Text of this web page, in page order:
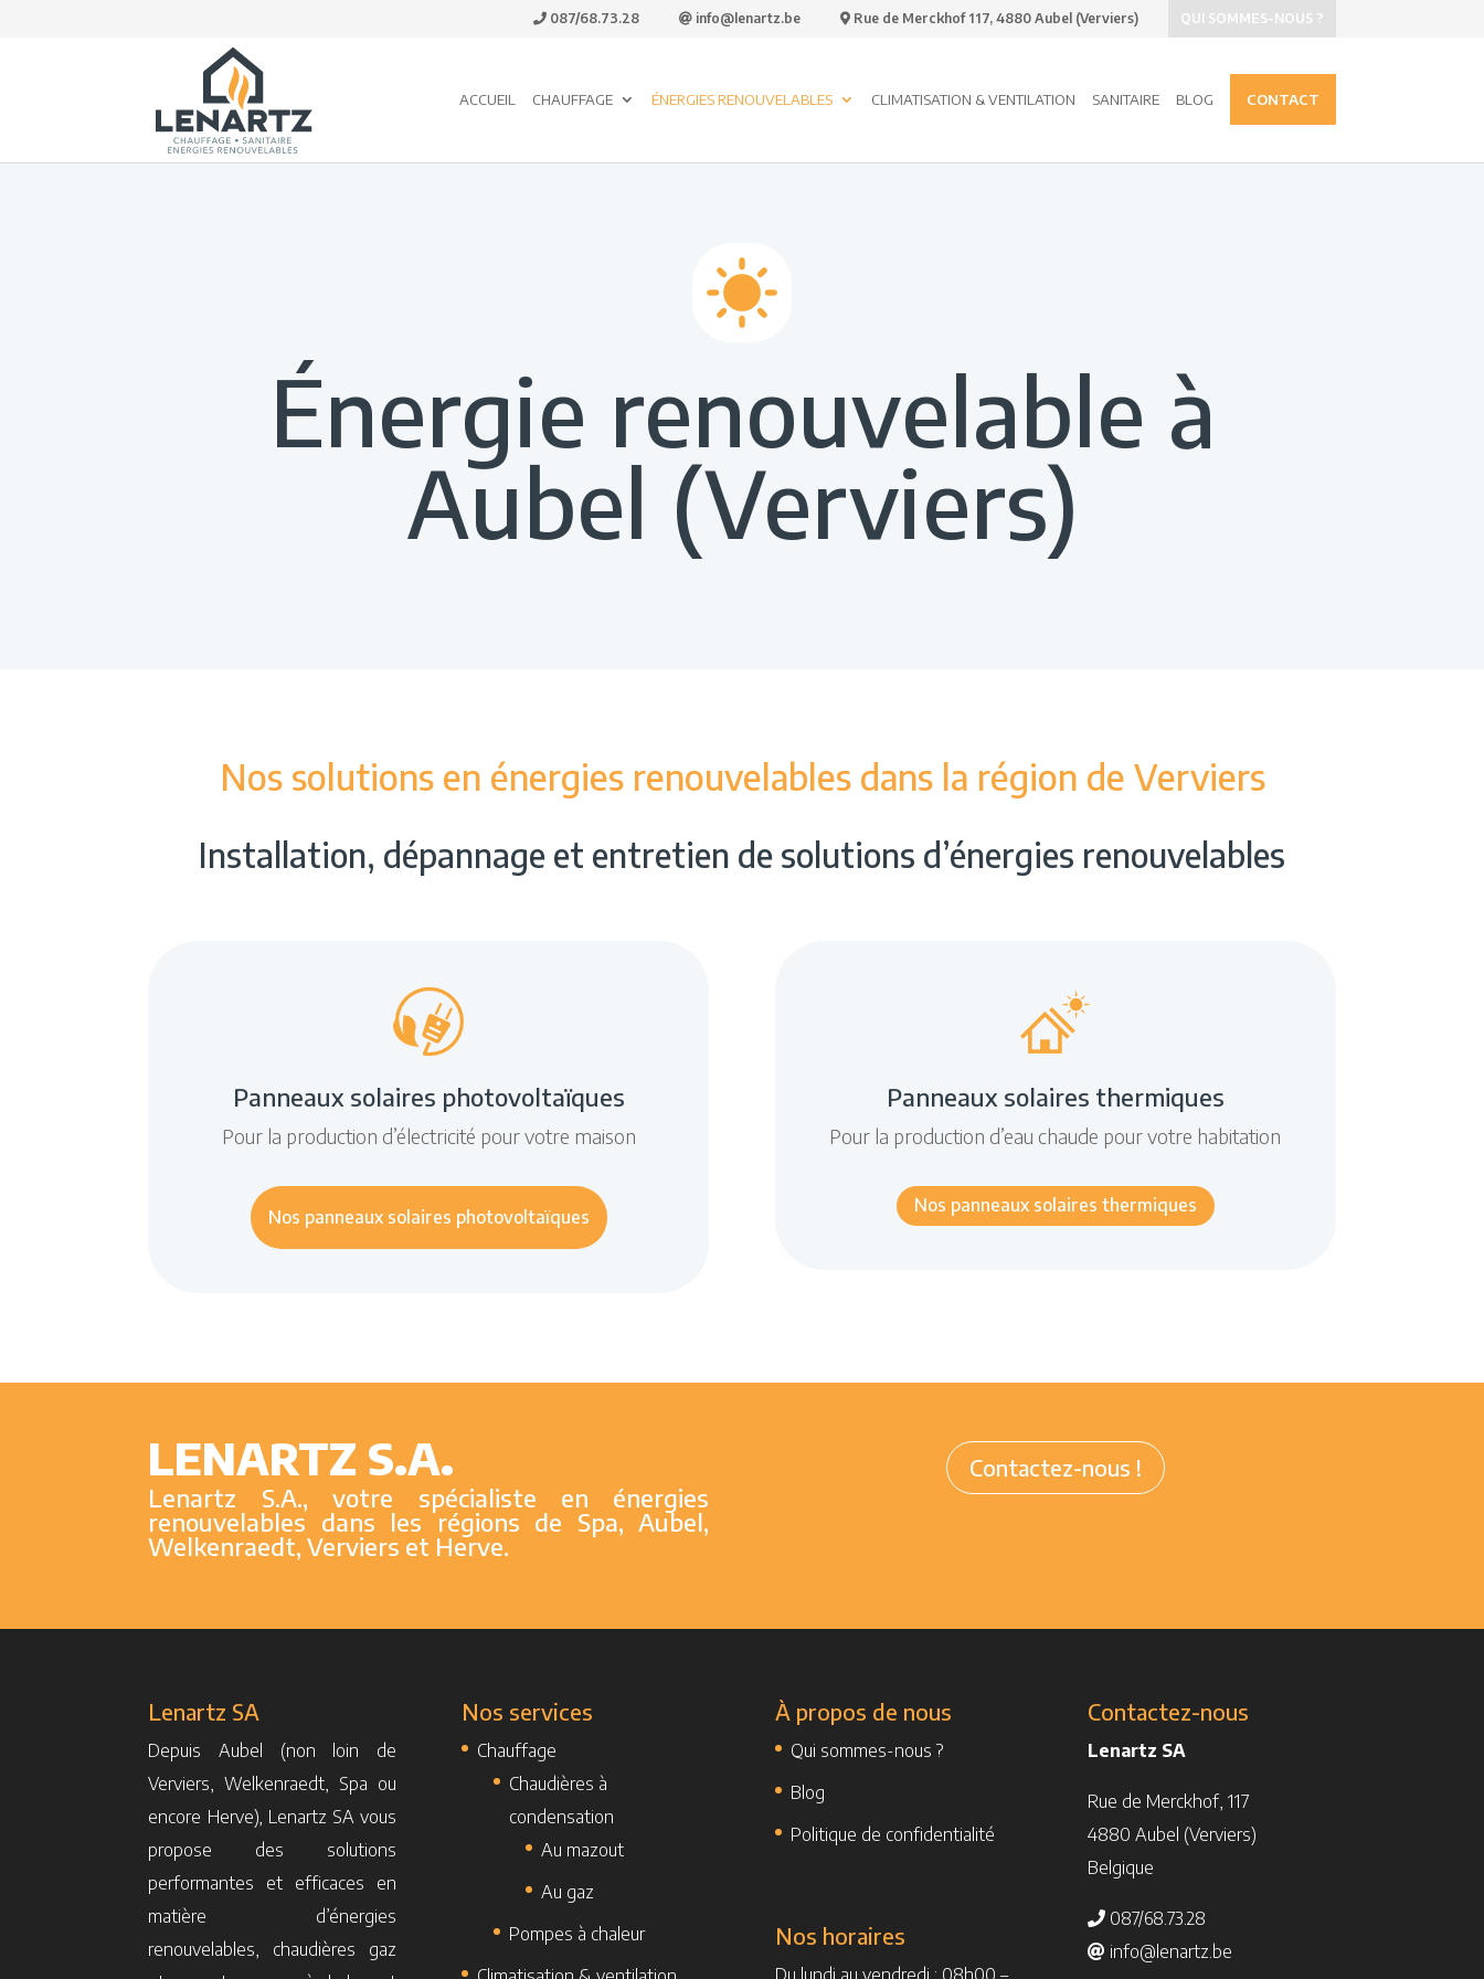
087/68.73.28 info@lenartz.be Rue de Merckhof 117, 4880 Aubel (Verviers) QUI SOMMES-NOUS ?
ACCUEIL CHAUFFAGE ÉNERGIES RENOUVELABLES CLIMATISATION & VENTILATION SANITAIRE BLOG CONTACT
Énergie renouvelable à
Aubel (Verviers)
Nos solutions en énergies renouvelables dans la région de Verviers
Installation, dépannage et entretien de solutions d’énergies renouvelables
Panneaux solaires photovoltaïques
Pour la production d’électricité pour votre maison
Nos panneaux solaires photovoltaïques
Panneaux solaires thermiques
Pour la production d’eau chaude pour votre habitation
Nos panneaux solaires thermiques
LENARTZ S.A.
Lenartz S.A., votre spécialiste en énergies
renouvelables dans les régions de Spa, Aubel,
Welkenraedt, Verviers et Herve.
Contactez-nous !
Lenartz SA
Depuis Aubel (non loin de
Verviers, Welkenraedt, Spa ou
encore Herve), Lenartz SA vous
propose des solutions
performantes et efficaces en
matière d’énergies
renouvelables, chaudières gaz
Nos services
Chauffage
Chaudières à
condensation
Au mazout
Au gaz
Pompes à chaleur
À propos de nous
Qui sommes-nous ?
Blog
Politique de confidentialité
Nos horaires
Du lundi au vendredi : 08h00 –
Contactez-nous
Lenartz SA
Rue de Merckhof, 117
4880 Aubel (Verviers)
Belgique
087/68.73.28
info@lenartz.be